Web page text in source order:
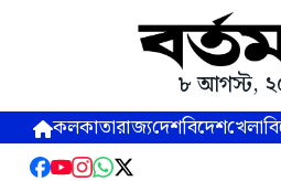
৮ আগস্ট,
কলকাতারাজ্যদেশবিদেশখেলা